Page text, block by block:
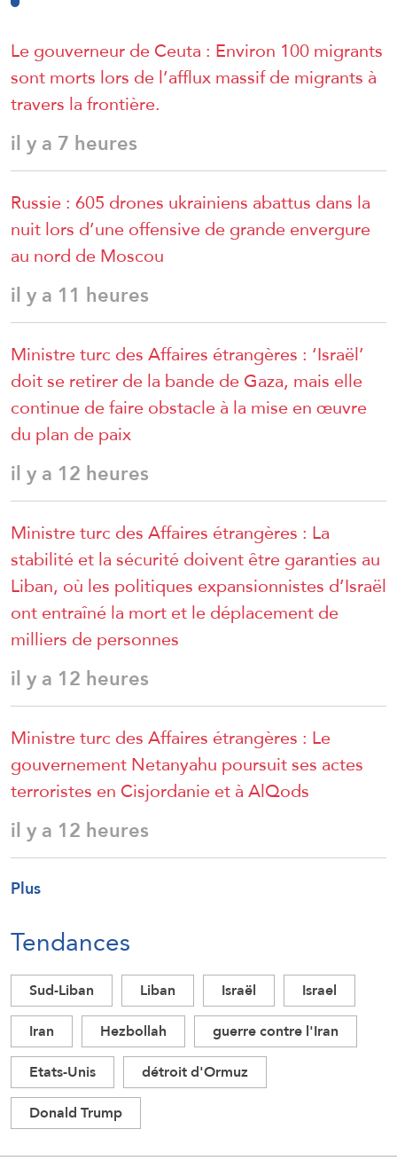
Le gouverneur de Ceuta : Environ 100 migrants
sont morts lors de l’afflux massif de migrants à
travers la frontière.
il y a 7 heures
Russie : 605 drones ukrainiens abattus dans la
nuit lors d’une offensive de grande envergure
au nord de Moscou
il y a 11 heures
Ministre turc des Affaires étrangères : ‘Israël’
doit se retirer de la bande de Gaza, mais elle
continue de faire obstacle à la mise en œuvre
du plan de paix
il y a 12 heures
Ministre turc des Affaires étrangères : La
stabilité et la sécurité doivent être garanties au
Liban, où les politiques expansionnistes d’Israël
ont entraîné la mort et le déplacement de
milliers de personnes
il y a 12 heures
Ministre turc des Affaires étrangères : Le
gouvernement Netanyahu poursuit ses actes
terroristes en Cisjordanie et à AlQods
il y a 12 heures
Plus
Tendances
Sud-Liban Liban Israël
Israel
Iran
Hezbollah
guerre contre l'Iran
Etats-Unis
détroit d'Ormuz
Donald Trump